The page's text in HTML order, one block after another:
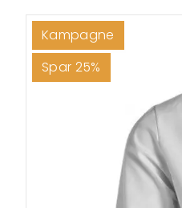
Kampagne
Spar 25%